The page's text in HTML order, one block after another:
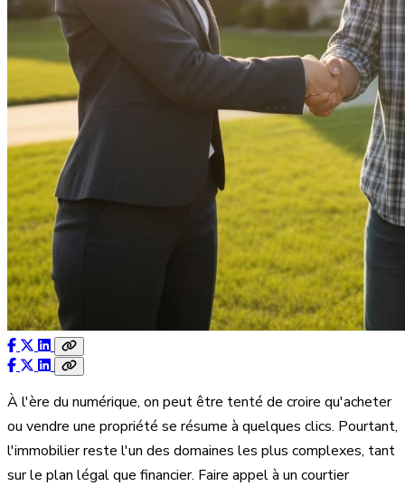
À l'ère du numérique, on peut être tenté de croire qu'acheter
ou vendre une propriété se résume à quelques clics. Pourtant,
l'immobilier reste l'un des domaines les plus complexes, tant
sur le plan légal que financier. Faire appel à un courtier